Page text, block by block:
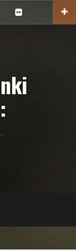
na